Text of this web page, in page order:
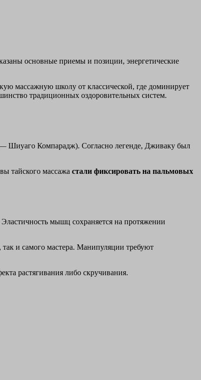
основные приемы и позиции, энергетические
массажную школу от классической, где доминирует
традиционных оздоровительных систем.
— Шиуаго Компарадж). Согласно легенде, Дживаку был
тайского массажа стали фиксировать на пальмовых
мышц сохраняется на протяжении
и самого мастера. Манипуляции требуют
растягивания либо скручивания.